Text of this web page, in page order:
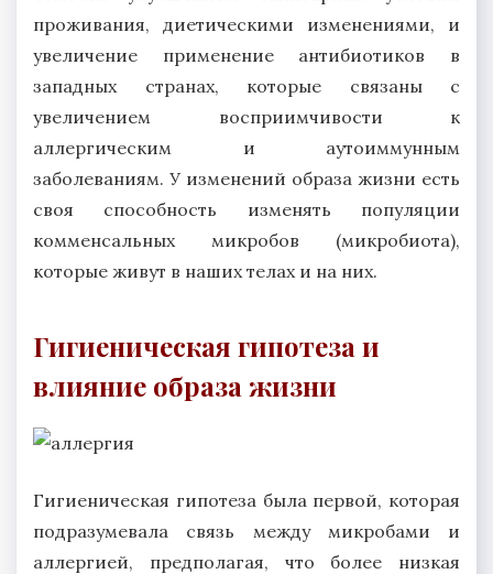
проживания, диетическими изменениями, и
увеличение применение антибиотиков в
западных странах, которые связаны с
увеличением восприимчивости к
аллергическим и аутоиммунным
заболеваниям. У изменений образа жизни есть
своя способность изменять популяции
комменсальных микробов (микробиота),
которые живут в наших телах и на них.
Гигиеническая гипотеза и
влияние образа жизни
Гигиеническая гипотеза была первой, которая
подразумевала связь между микробами и
аллергией, предполагая, что более низкая